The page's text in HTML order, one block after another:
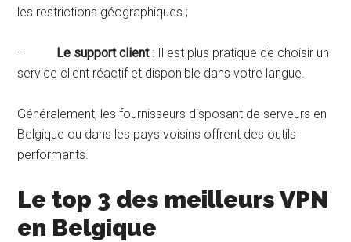
les restrictions géographiques ;
– Le support client: Il est plus pratique de choisir un
service client réactif et disponible dans votre langue.
Généralement, les fournisseurs disposant de serveurs en
Belgique ou dans les pays voisins offrent des outils
performants.
Le top 3 des meilleurs VPN
en Belgique